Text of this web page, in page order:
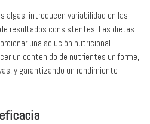
algas, introducen variabilidad en las
resultados consistentes. Las dietas
una solución nutricional
un contenido de nutrientes uniforme,
y garantizando un rendimiento